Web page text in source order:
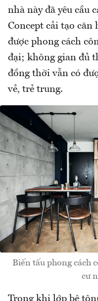
nhà này đã yêu cầu
Concept cải tạo căn
được phong cách
đại; không gian đủ
đồng thời vẫn có
vẻ, trẻ trung.
Biến tấu phong cách
cư
Trong khi lớp bê